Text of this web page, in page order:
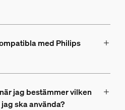
med Philips
jag bestämmer vilken
ska använda?